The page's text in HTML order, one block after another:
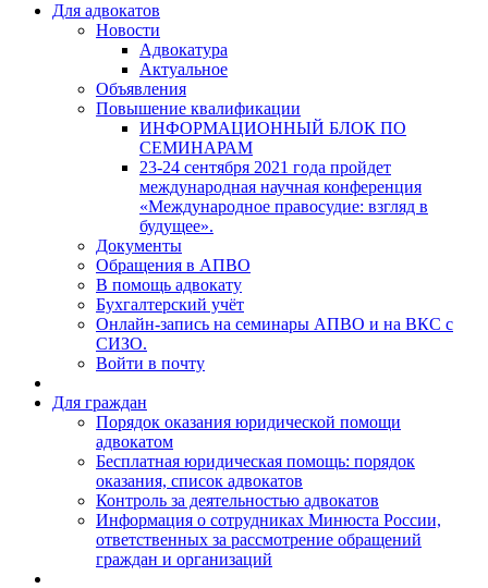
Для адвокатов
Новости
Адвокатура
Актуальное
Объявления
Повышение квалификации
ИНФОРМАЦИОННЫЙ БЛОК ПО
СЕМИНАРАМ
23-24 сентября 2021 года пройдет
международная научная конференция
«Международное правосудие: взгляд в
будущее».
Документы
Обращения в АПВО
В помощь адвокату
Бухгалтерский учёт
Онлайн-запись на семинары АПВО и на ВКС с
СИЗО.
Войти в почту
Для граждан
Порядок оказания юридической помощи
адвокатом
Бесплатная юридическая помощь: порядок
оказания, список адвокатов
Контроль за деятельностью адвокатов
Информация о сотрудниках Минюста России,
ответственных за рассмотрение обращений
граждан и организаций